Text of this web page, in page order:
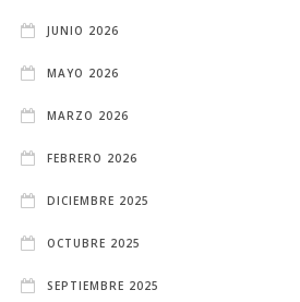
JUNIO 2026
MAYO 2026
MARZO 2026
FEBRERO 2026
DICIEMBRE 2025
OCTUBRE 2025
SEPTIEMBRE 2025